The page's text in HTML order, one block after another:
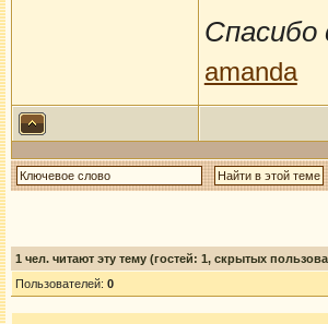
Спасибо
amanda
1 чел. читают эту тему (гостей: 1, скрытых
Пользователей: 0